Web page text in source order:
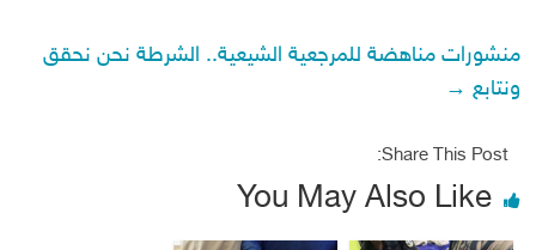
منشورات مناهضة للمرجعية الشيعية.. الشرطة نحن نحقق
ونتابع →
Share This Post:
You May Also Like